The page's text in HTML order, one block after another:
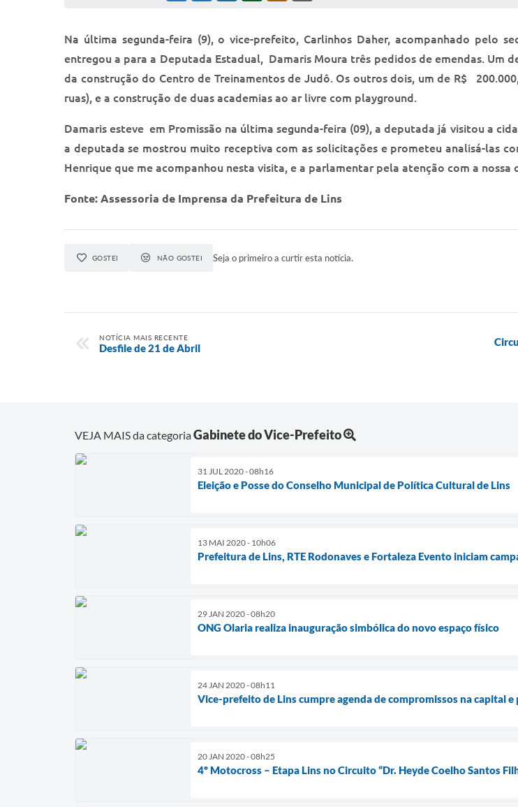
Na última segunda-feira (9), o vice-prefeito, Carlinhos Daher, acompanhado pelo
entregou a para a Deputada Estadual, Damaris Moura três pedidos de emendas. Um
da construção do Centro de Treinamentos de Judô. Os outros dois, um de R$
ruas), e a construção de duas academias ao ar livre com playground.
Damaris esteve em Promissão na última segunda-feira (09), a deputada já visitou a
a deputada se mostrou muito receptiva com as solicitações e prometeu analisá-las
Henrique que me acompanhou nesta visita, e a parlamentar pela atenção com a nossa
Fonte: Assessoria de Imprensa da Prefeitura de Lins
GOSTEI NÃO GOSTEI Seja o primeiro a curtir esta notícia.
NOTÍCIA MAIS RECENTE
Desfile de 21 de Abril
VEJA MAIS da categoriaGabinete do Vice-Prefeito
31 JUL 2020 - 08h16
Eleição e Posse do Conselho Municipal de Política Cultural de Lins
13 MAI 2020 - 10h06
Prefeitura de Lins, RTE Rodonaves e Fortaleza Evento iniciam
29 JAN 2020 - 08h20
ONG Olaria realiza inauguração simbólica do novo espaço físico
24 JAN 2020 - 08h11
Vice-prefeito de Lins cumpre agenda de compromissos na capital
20 JAN 2020 - 08h25
4º Motocross – Etapa Lins no Circuito “Dr. Heyde Coelho Santos